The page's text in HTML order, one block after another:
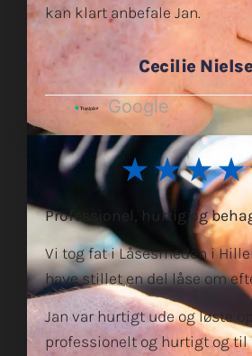
kan klart anbefale Jan.
Cecilie
Google
Professionel, hurtig og
Vi tog fat i Låsesmeden i
have stillet en del låse om
Jan var hurtigt ude og løste
professionelt og hurtigt og til